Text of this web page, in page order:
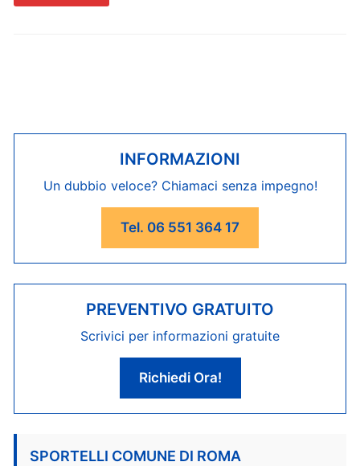
INFORMAZIONI
Un dubbio veloce? Chiamaci senza impegno!
Tel. 06 551 364 17
PREVENTIVO GRATUITO
Scrivici per informazioni gratuite
Richiedi Ora!
SPORTELLI COMUNE DI ROMA